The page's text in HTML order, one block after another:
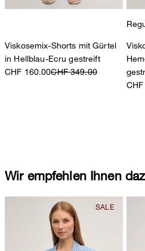
Viskosemix-Shorts mit Gürtel
in Hellblau-Ecru gestreift
CHF 160.00CHF 349.00
Wir empfehlen Ihnen